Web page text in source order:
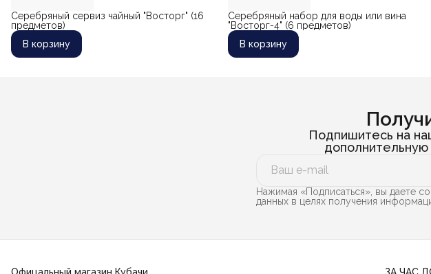
Серебряный сервиз чайный "Восторг" (16
предметов)
В корзину
Серебряный набор для воды или вина
"Восторг-4" (6 предметов)
В корзину
Подпишитесь на
Нажимая «Подписаться», вы даете
данных в целях получения